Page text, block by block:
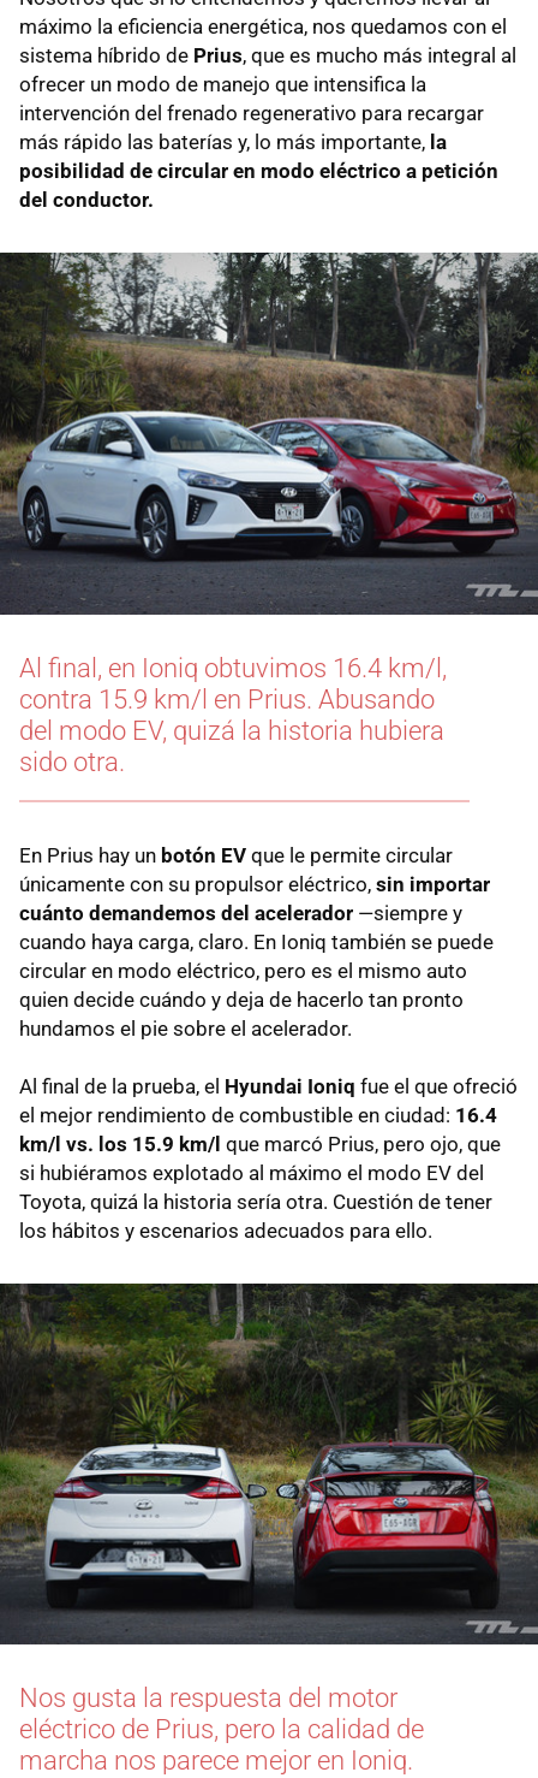
máximo la eficiencia energética, nos quedamos con el
sistema híbrido de Prius, que es mucho más integral al
ofrecer un modo de manejo que intensifica la
intervención del frenado regenerativo para recargar
más rápido las baterías y, lo más importante, la
posibilidad de circular en modo eléctrico a petición
del conductor.
Al final, en Ioniq obtuvimos 16.4 km/l,
contra 15.9 km/l en Prius. Abusando
del modo EV, quizá la historia hubiera
sido otra.
En Prius hay un botón EV que le permite circular
únicamente con su propulsor eléctrico, sin importar
cuánto demandemos del acelerador —siempre y
cuando haya carga, claro. En Ioniq también se puede
circular en modo eléctrico, pero es el mismo auto
quien decide cuándo y deja de hacerlo tan pronto
hundamos el pie sobre el acelerador.
Al final de la prueba, el Hyundai Ioniq fue el que ofreció
el mejor rendimiento de combustible en ciudad: 16.4
km/l vs. los 15.9 km/l que marcó Prius, pero ojo, que
si hubiéramos explotado al máximo el modo EV del
Toyota, quizá la historia sería otra. Cuestión de tener
los hábitos y escenarios adecuados para ello.
Nos gusta la respuesta del motor
eléctrico de Prius, pero la calidad de
marcha nos parece mejor en Ioniq.